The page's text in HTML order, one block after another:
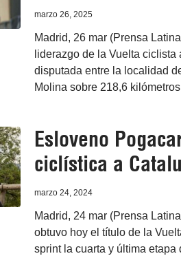
marzo 26, 2025
Madrid, 26 mar (Prensa
liderazgo de la Vuelta
disputada entre la localidad
Molina sobre 218,6
Esloveno
ciclística a
marzo 24, 2024
Madrid, 24 mar (Prensa
obtuvo hoy el título de la
sprint la cuarta y última